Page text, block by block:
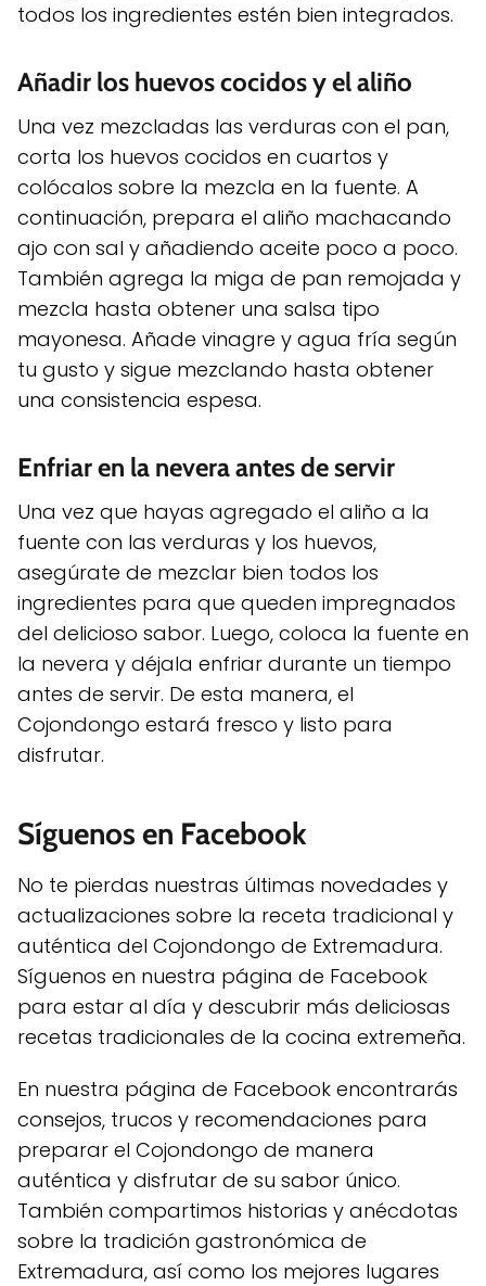
todos los ingredientes estén bien integrados.
Añadir los huevos cocidos y el aliño
Una vez mezcladas las verduras con el pan,
corta los huevos cocidos en cuartos y
colócalos sobre la mezcla en la fuente. A
continuación, prepara el aliño machacando
ajo con sal y añadiendo aceite poco a poco.
También agrega la miga de pan remojada y
mezcla hasta obtener una salsa tipo
mayonesa. Añade vinagre y agua fría según
tu gusto y sigue mezclando hasta obtener
una consistencia espesa.
Enfriar en la nevera antes de servir
Una vez que hayas agregado el aliño a la
fuente con las verduras y los huevos,
asegúrate de mezclar bien todos los
ingredientes para que queden impregnados
del delicioso sabor. Luego, coloca la fuente en
la nevera y déjala enfriar durante un tiempo
antes de servir. De esta manera, el
Cojondongo estará fresco y listo para
disfrutar.
Síguenos en Facebook
No te pierdas nuestras últimas novedades y
actualizaciones sobre la receta tradicional y
auténtica del Cojondongo de Extremadura.
Síguenos en nuestra página de Facebook
para estar al día y descubrir más deliciosas
recetas tradicionales de la cocina extremeña.
En nuestra página de Facebook encontrarás
consejos, trucos y recomendaciones para
preparar el Cojondongo de manera
auténtica y disfrutar de su sabor único.
También compartimos historias y anécdotas
sobre la tradición gastronómica de
Extremadura, así como los mejores lugares